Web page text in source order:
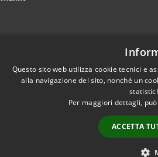
Questo sito web utilizza cookie tecnici e
alla navigazione del sito, nonché un
Per maggiori dettagli,
ACCETTA